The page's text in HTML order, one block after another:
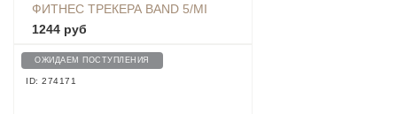
ФИТНЕС ТРЕКЕРА BAND 5/MI
BAND 6, КОРИЧНЕВЫЙ
1244 руб
ОЖИДАЕМ ПОСТУПЛЕНИЯ
ID: 274171